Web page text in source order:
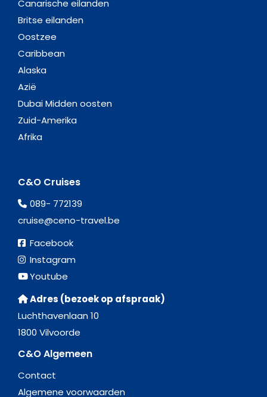
Canarische eilanden
Britse eilanden
Oostzee
Caribbean
Alaska
Azië
Dubai Midden oosten
Zuid-Amerika
Afrika
C&O Cruises
089- 772139
cruise@ceno-travel.be
Facebook
Instagram
Youtube
Adres (bezoek op afspraak)
Luchthavenlaan 10
1800 Vilvoorde
C&O Algemeen
Contact
Algemene voorwaarden